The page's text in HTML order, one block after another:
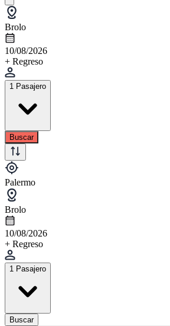
Brolo
10/08/2026
+ Regreso
1 Pasajero
Buscar
Palermo
Brolo
10/08/2026
+ Regreso
1 Pasajero
Buscar